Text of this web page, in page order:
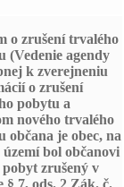
o zrušení trvalého
(Vedenie agendy
k zverejneniu
o zrušení
pobytu a
nového trvalého
občana je obec, na
bol občanovi
zrušený v